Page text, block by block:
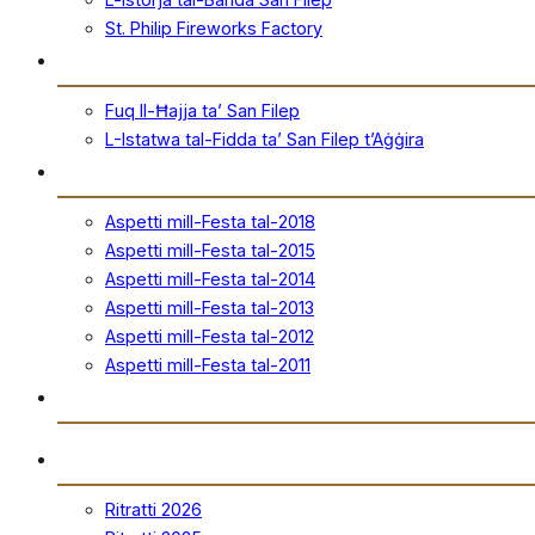
St. Philip Fireworks Factory
Fuq Il-Ħajja ta’ San Filep
L-Istatwa tal-Fidda ta’ San Filep t’Aġġira
Aspetti mill-Festa tal-2018
Aspetti mill-Festa tal-2015
Aspetti mill-Festa tal-2014
Aspetti mill-Festa tal-2013
Aspetti mill-Festa tal-2012
Aspetti mill-Festa tal-2011
Ritratti 2026